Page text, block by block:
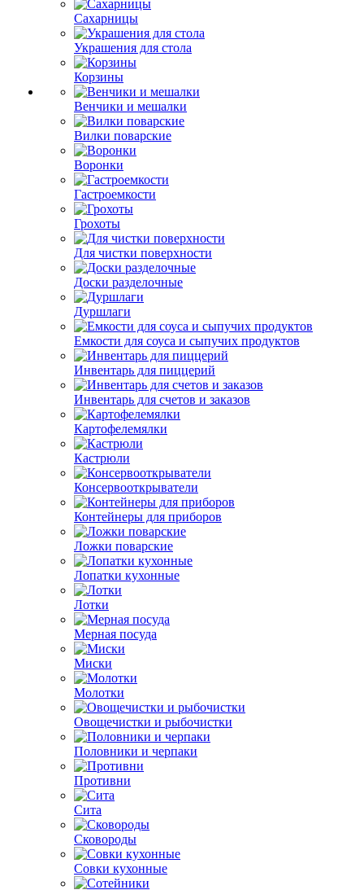
Сахарницы
Украшения для стола
Корзины
Венчики и мешалки
Вилки поварские
Воронки
Гастроемкости
Грохоты
Для чистки поверхности
Доски разделочные
Дуршлаги
Емкости для соуса и сыпучих продуктов
Инвентарь для пиццерий
Инвентарь для счетов и заказов
Картофелемялки
Кастрюли
Консервооткрыватели
Контейнеры для приборов
Ложки поварские
Лопатки кухонные
Лотки
Мерная посуда
Миски
Молотки
Овощечистки и рыбочистки
Половники и черпаки
Противни
Сита
Сковороды
Совки кухонные